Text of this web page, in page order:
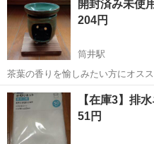
開封済み未使
204円
筒井駅
茶葉の香りを愉しみたい方にオス
青森 弘前市 筒井駅 家庭
【在庫3】排
51円